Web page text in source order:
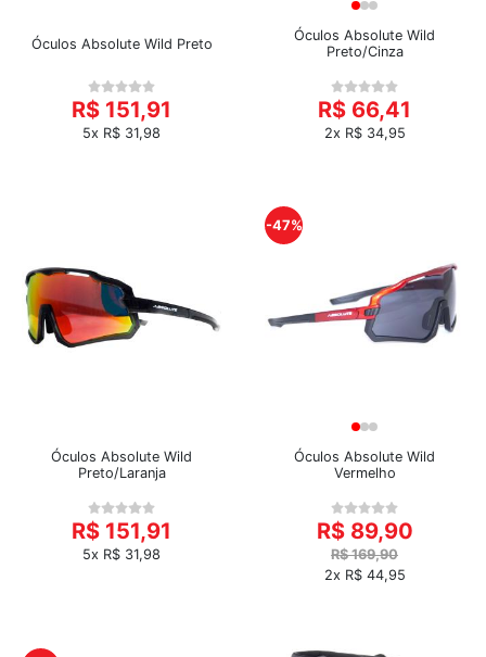
Óculos Absolute Wild Preto
R$ 151,91
5x R$ 31,98
Óculos Absolute Wild
Preto/Cinza
R$ 66,41
2x R$ 34,95
Óculos Absolute Wild
Preto/Laranja
R$ 151,91
5x R$ 31,98
-47%
Óculos Absolute Wild
Vermelho
R$ 89,90
R$ 169,90
2x R$ 44,95